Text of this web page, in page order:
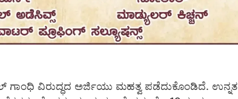
ಗಾಂಧಿ ವಿರುದ್ಧದ ಅರ್ಜಿಯು ಮಹತ್ವ ಪಡೆದುಕೊಂಡಿದೆ. ಉನ್ನತ